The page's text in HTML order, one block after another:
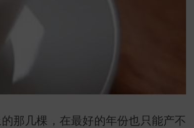
那几棵，在最好的年份也只能产不